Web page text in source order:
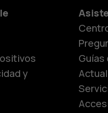
y
Guías